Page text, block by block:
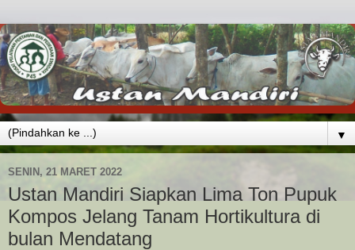
▼
SENIN, 21 MARET 2022
Ustan Mandiri Siapkan Lima Ton Pupuk
Kompos Jelang Tanam Hortikultura di
bulan Mendatang